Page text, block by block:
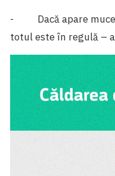
-
Dacă apare
totul este în regulă –